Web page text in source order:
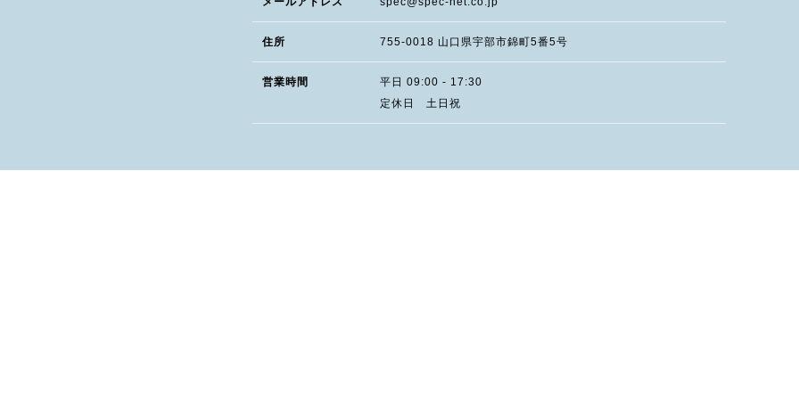
住所 755-0018 山口県宇部市錦町5番5号
営業時間
平日 09:00 - 17:30
定休日 土日祝